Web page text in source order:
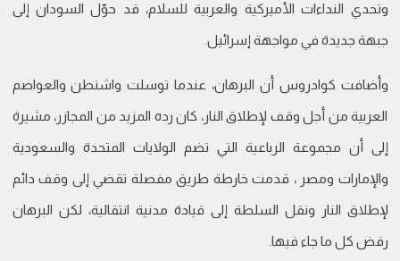
وتحدي النداءات الأميركية والعربية للسلام، قد حوّل السودان إلى
جبهة جديدة في مواجهة إسرائيل.
وأضافت كوادروس أن البرهان، عندما توسلت واشنطن والعواصم
العربية من أجل وقف لإطلاق النار، كان رده المزيد من المجازر، مشيرة
إلى أن مجموعة الرباعية التي تضم الولايات المتحدة والسعودية
والإمارات ومصر ، قدمت خارطة طريق مفصلة تقضي إلى وقف دائم
لإطلاق النار ونقل السلطة إلى قيادة مدنية انتقالية، لكن البرهان
رفض كل ما جاء فيها.